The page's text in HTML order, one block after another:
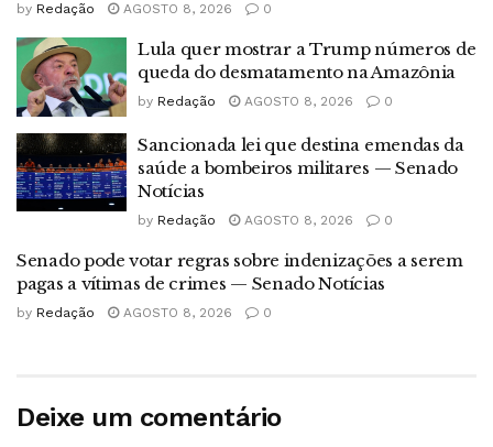
by Redação AGOSTO 8, 2026 0
Lula quer mostrar a Trump números de
queda do desmatamento na Amazônia
by Redação AGOSTO 8, 2026 0
Sancionada lei que destina emendas da
saúde a bombeiros militares — Senado
Notícias
by Redação AGOSTO 8, 2026 0
Senado pode votar regras sobre indenizações a serem
pagas a vítimas de crimes — Senado Notícias
by Redação AGOSTO 8, 2026 0
Deixe um comentário